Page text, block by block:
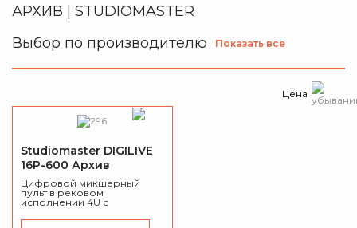
АРХИВ | STUDIOMASTER
Выбор по производителю
Показать все
Цена
Studiomaster DIGILIVE
16P-600 Архив
Цифровой микшерный
пульт в рековом
исполнении 4U с
Экран - разрешение